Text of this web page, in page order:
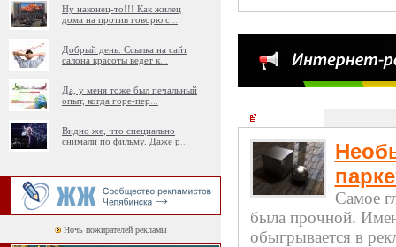
Ну наконец-то!!! Как жилец
дома на против говорю с
Добрый день. Ссылка на сайт
салона красоты ведет к
Да, у меня тоже был печальный
опыт, когда горе-пер
Видно же, что специально
снимали по фильму. Даже р
Ночь пожирателей рекламы
Самое
была прочной.
обыгрывается в